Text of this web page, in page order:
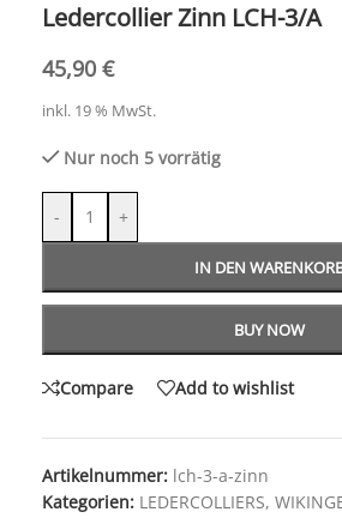
Ledercollier Zinn LCH-3/A
45,90 €
inkl. 19 % MwSt.
Nur noch 5 vorrätig
- +
IN DEN
BUY NOW
Compare Add to wishlist
Artikelnummer: lch-3-a-zinn
Kategorien: LEDERCOLLIERS,